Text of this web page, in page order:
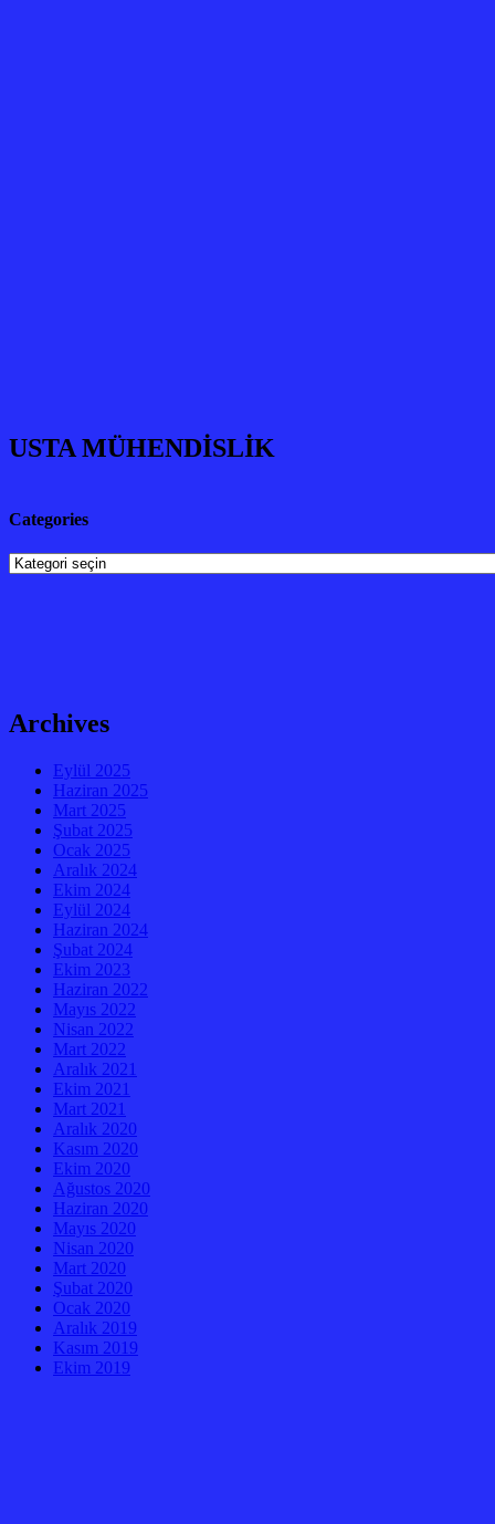
USTA MÜHENDİSLİK
Categories
Categories
Archives
Eylül 2025
Haziran 2025
Mart 2025
Şubat 2025
Ocak 2025
Aralık 2024
Ekim 2024
Eylül 2024
Haziran 2024
Şubat 2024
Ekim 2023
Haziran 2022
Mayıs 2022
Nisan 2022
Mart 2022
Aralık 2021
Ekim 2021
Mart 2021
Aralık 2020
Kasım 2020
Ekim 2020
Ağustos 2020
Haziran 2020
Mayıs 2020
Nisan 2020
Mart 2020
Şubat 2020
Ocak 2020
Aralık 2019
Kasım 2019
Ekim 2019